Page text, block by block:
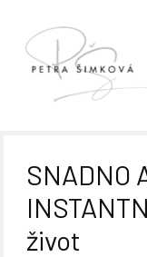
SNADNO
život